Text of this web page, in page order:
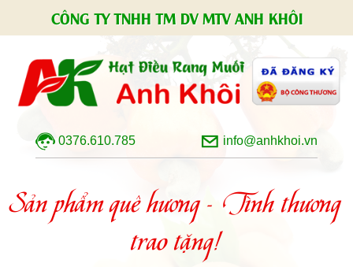
CÔNG TY TNHH TM DV MTV ANH KHÔI
0376.610.785 info@anhkhoi.vn
Sản phẩm quê hương - Tình thương
trao tặng!